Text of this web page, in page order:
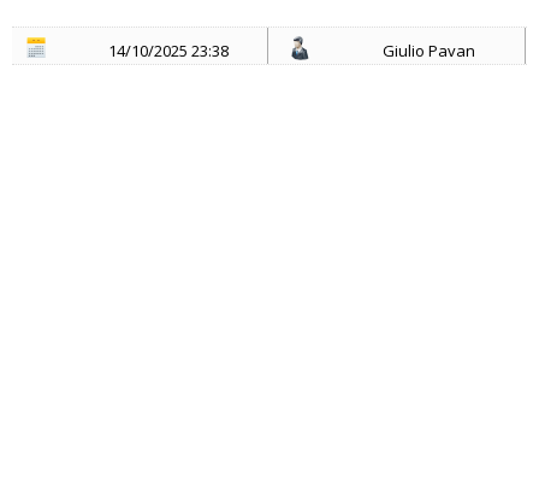
14/10/2025 23:38 Giulio Pavan